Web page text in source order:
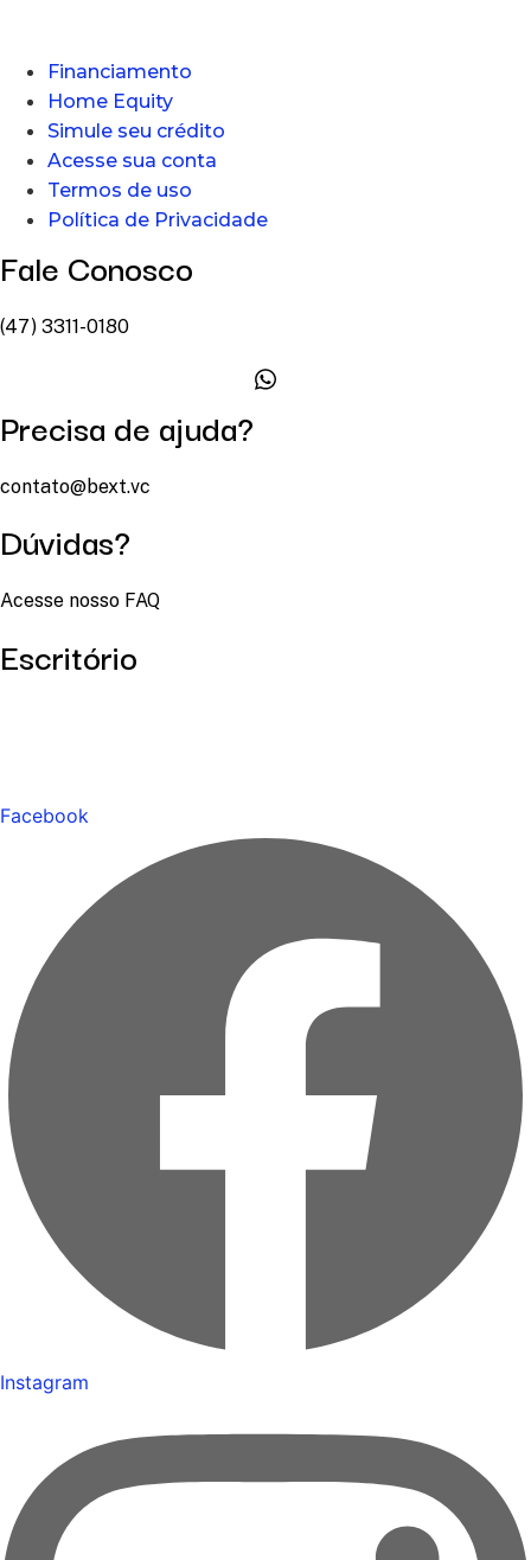
Financiamento
Home Equity
Simule seu crédito
Acesse sua conta
Termos de uso
Política de Privacidade
Fale Conosco
(47) 3311-0180
Precisa de ajuda?
contato@bext.vc
Dúvidas?
Acesse nosso FAQ
Escritório
Facebook
Instagram